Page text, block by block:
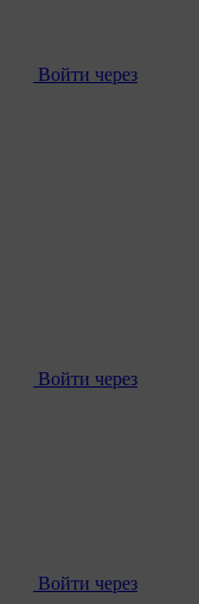
Войти через
Войти через
Войти через